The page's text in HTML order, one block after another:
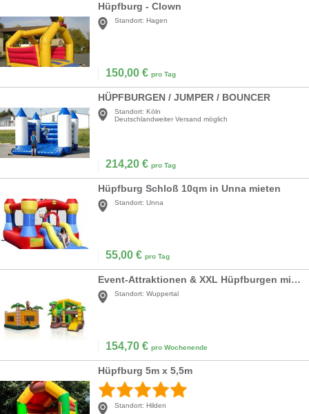
Hüpfburg - Clown
Standort: Hagen
150,00 € pro Tag
HÜPFBURGEN / JUMPER / BOUNCER
Standort: Köln
Deutschlandweiter Versand möglich
214,20 € pro Tag
Hüpfburg Schloß 10qm in Unna mieten
Standort: Unna
55,00 € pro Tag
Event-Attraktionen & XXL Hüpfburgen mieten – Standard oder mit Rutsche – Spaß garantiert!
Standort: Wuppertal
154,70 € pro Wochenende
Hüpfburg 5m x 5,5m
Standort: Hilden